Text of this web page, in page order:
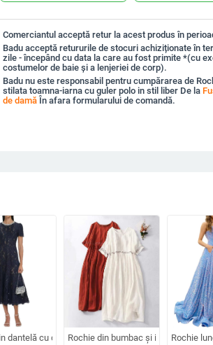
Comerciantul acceptă retur la acest produs în
Badu acceptă retururile de stocuri achiziționate în
zile - începând cu data la care au fost primite *(cu
costumelor de baie și a lenjeriei de corp).
Badu nu este responsabil pentru cumpărarea de
stilata toamna-iarna cu guler polo in stil liber De la
de damăÎn afara formularului de comandă.
lungdecolteu adânc în V, despicare, tren mic, 95%
bretele subțiri tip spaghetti, fără mâneci, fustă
dantelă cu decolteu decorat cu diamante, croială
Rochie din bumbac și in, cu model
Rochie